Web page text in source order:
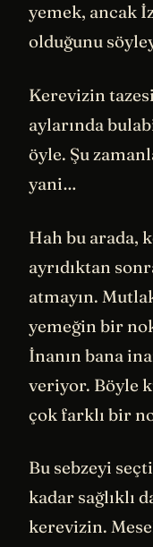
yemek, ancak
olduğunu
Kerevizin
aylarında
öyle. Şu
yani…
Hah bu arada,
ayrıdıktan
atmayın.
yemeğin bir
İnanın bana
veriyor. Böyle
çok farklı bir
Bu sebzeyi
kadar sağlıklı
kerevizin.